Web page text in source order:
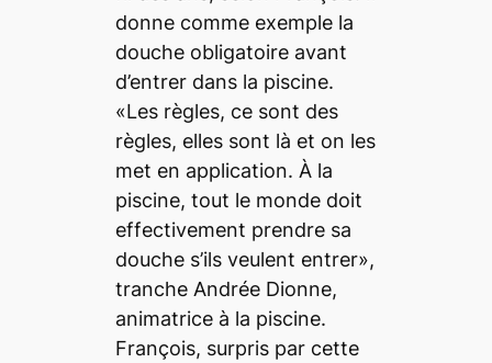
donne comme exemple la
douche obligatoire avant
d’entrer dans la piscine.
«Les règles, ce sont des
règles, elles sont là et on les
met en application. À la
piscine, tout le monde doit
effectivement prendre sa
douche s’ils veulent entrer»,
tranche Andrée Dionne,
animatrice à la piscine.
François, surpris par cette